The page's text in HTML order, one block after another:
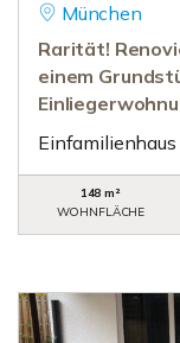
München
Rarität!
einem
Einfamilienhaus
148 m²
WOHNFLÄCHE